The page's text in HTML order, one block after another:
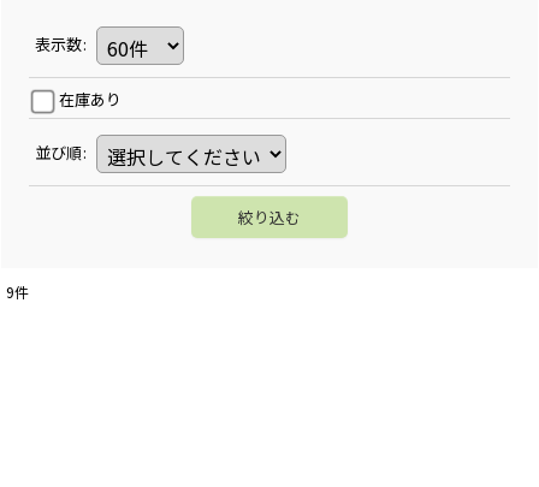
表示数:
在庫あり
並び順:
絞り込む
9件